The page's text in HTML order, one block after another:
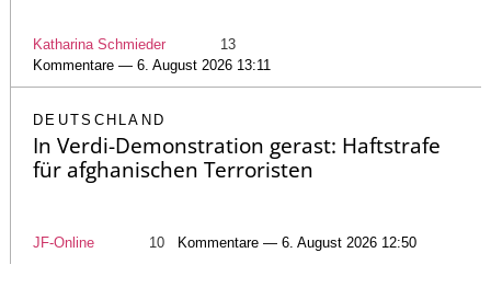
Katharina Schmieder
13
Kommentare — 6. August 2026 13:11
DEUTSCHLAND
In Verdi-Demonstration gerast: Haftstrafe
für afghanischen Terroristen
JF-Online 10 Kommentare — 6. August 2026 12:50